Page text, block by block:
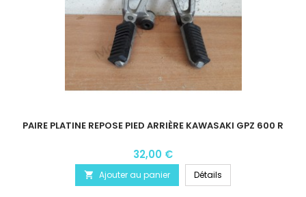
PAIRE PLATINE REPOSE PIED ARRIÈRE KAWASAKI GPZ 600 R
32,00 €
 Ajouter au panier Détails